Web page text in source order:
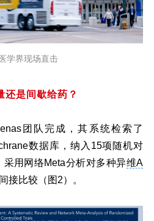
学界现场直击
还是间歇给药？
团队完成，其系统检索了
数据库，纳入15项随机对
用网络Meta分析对多种异维A
接比较（图2）。